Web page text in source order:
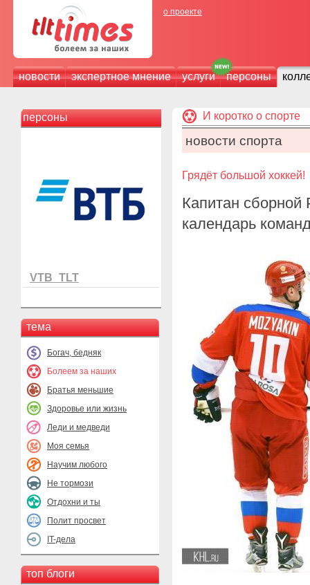
о проекте
новости экспертное мнение услуги персоны
персоны
VTB_TLT
тема
Богач, бедняк
Болеем за наших
Братья меньшие
Здоровье или жизнь
Леди и медведи
Моя семья
Научим любого
Не тормози
Отдохни и ты
Полит просвет
IT-дела
топ блоги
И коротко о спорте
новости спорта
Грядёт большой хоккей!
Капитан сборной
календарь